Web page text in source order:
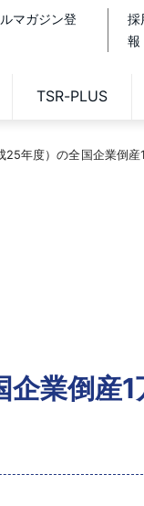
マガジン登
採
報
TSR-PLUS
25年度）の全国企業倒産
企業倒産